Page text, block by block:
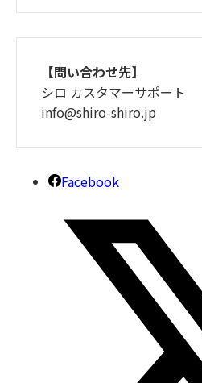
【問い合わせ先】
シロ カスタマーサポート
info@shiro-shiro.jp
Facebook